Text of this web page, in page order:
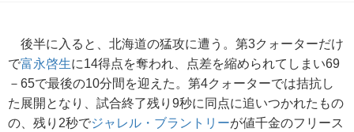
後半に入ると、北海道の猛攻に遭う。第3クォーターだけ
で富永啓生に14得点を奪われ、点差を縮められてしまい69
－65で最後の10分間を迎えた。第4クォーターでは拮抗し
た展開となり、試合終了残り9秒に同点に追いつかれたもの
の、残り2秒でジャレル・ブラントリーが値千金のフリース